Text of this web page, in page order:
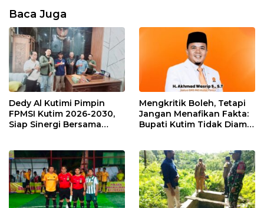
Baca Juga
Dedy Al Kutimi Pimpin
FPMSI Kutim 2026-2030,
Siap Sinergi Bersama
Mengkritik Boleh, Tetapi
Jangan Menafikan Fakta:
Bupati Kutim Tidak Diam